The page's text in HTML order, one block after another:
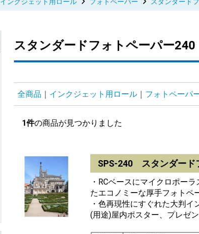
インクジェット用ロール フォトペーパー スタンダード
スタンダードフォトペーパー
全商品 インクジェット用ロール フォトペーパ
1件の商品が見つかりました
SPS-240 スタンダー
・RCベースにマイクロポー
たエコノミーな厚手フォトペ
・色再現性にすぐれた大判イ
(用途)屋内ポスター、プレゼ